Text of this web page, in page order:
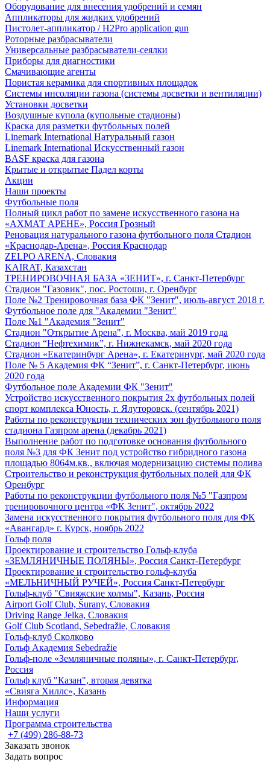
Оборудование для внесения удобрений и семян
Аппликаторы для жидких удобрений
Пистолет-аппликатор / H2Pro application gun
Роторные разбрасыватели
Универсальные разбрасыватели-сеялки
Приборы для диагностики
Смачивающие агенты
Пористая керамика для спортивных площадок
Системы инсоляции газона (системы досветки и вентиляции)
Установки досветки
Воздушные купола (купольные стадионы)
Краска для разметки футбольных полей
Linemark International Натуральный газон
Linemark International Искусственный газон
BASF краска для газона
Крытые и открытые Падел корты
Акции
Наши проекты
Футбольные поля
Полный цикл работ по замене искусственного газона на
«АХМАТ АРЕНЕ», Россия Грозный
Реновация натурального газона футбольного поля Стадион
«Краснодар-Арена», Россия Краснодар
ZELPO ARENA, Словакия
KAIRAT, Казахстан
ТРЕНИРОВОЧНАЯ БАЗА «ЗЕНИТ», г. Санкт-Петербург
Стадион "Газовик", пос. Ростоши, г. Оренбург
Поле №2 Тренировочная база ФК "Зенит", июль-август 2018 г.
Футбольное поле для "Академии "Зенит"
Поле №1 "Академия "Зенит"
Стадион "Открытие Арена", г. Москва, май 2019 года
Стадион “Нефтехимик”, г. Нижнекамск, май 2020 года
Стадион «Екатеринбург Арена», г. Екатеринург, май 2020 года
Поле № 5 Академия ФК “Зенит”, г. Санкт-Петербург, июнь
2020 года
Футбольное поле Академии ФК "Зенит"
Устройство искусственного покрытия 2х футбольных полей
спорт комплекса Юность, г. Ялуторовск. (сентябрь 2021)
Работы по реконструкции технических зон футбольного поля
стадиона Газпром арена (декабрь 2021)
Выполнение работ по подготовке основания футбольного
поля №3 для ФК Зенит под устройство гибридного газона
площадью 8064м.кв., включая модернизацию системы полива
Строительство и реконструкция футбольных полей для ФК
Оренбург
Работы по реконструкции футбольного поля №5 "Газпром
тренировочного центра «ФК Зенит", октябрь 2022
Замена искусственного покрытия футбольного поля для ФК
«Авангард» г. Курск, ноябрь 2022
Гольф поля
Проектирование и строительство Гольф-клуба
«ЗЕМЛЯНИЧНЫЕ ПОЛЯНЫ», Россия Санкт-Петербург
Проектирование и строительство гольф-клуба
«МЕЛЬНИЧНЫЙ РУЧЕЙ», Россия Санкт-Петербург
Гольф-клуб "Свияжские холмы", Казань, Россия
Airport Golf Club, Šurany, Словакия
Driving Range Jelka, Словакия
Golf Club Scotland, Sebedražie, Словакия
Гольф-клуб Сколково
Гольф Академия Sebedražie
Гольф-поле «Земляничные поляны», г. Санкт-Петербург,
Россия
Гольф клуб "Казан", вторая девятка
«Свияга Хиллс», Казань
Информация
Наши услуги
Программа строительства
+7 (499) 286-88-73
Заказать звонок
Задать вопрос